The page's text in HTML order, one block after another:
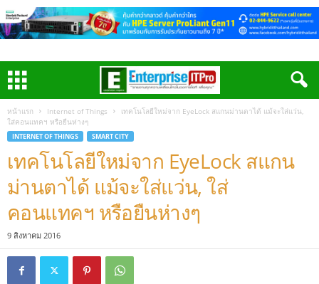
หน้าแรก Internet of Things
เทคโนโลยีใหม่จาก EyeLock สแกนม่านตาได้ แม้จะใส่แว่น,
ใส่คอนแทคฯ หรือยืนห่างๆ
INTERNET OF THINGS SMART CITY
เทคโนโลยีใหม่จาก EyeLock สแกน
ม่านตาได้ แม้จะใส่แว่น, ใส่
คอนแทคฯ หรือยืนห่างๆ
9 สิงหาคม 2016